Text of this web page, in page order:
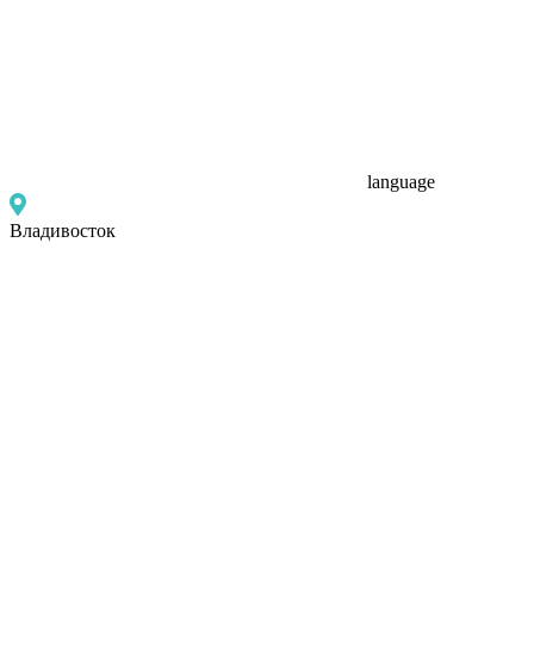
language
Владивосток